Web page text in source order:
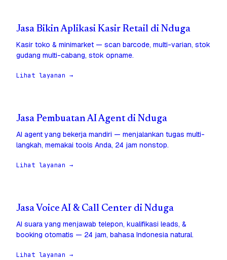
Jasa Bikin Aplikasi Kasir Retail di Nduga
Kasir toko & minimarket — scan barcode, multi-varian, stok
gudang multi-cabang, stok opname.
Lihat layanan →
Jasa Pembuatan AI Agent di Nduga
AI agent yang bekerja mandiri — menjalankan tugas multi-
langkah, memakai tools Anda, 24 jam nonstop.
Lihat layanan →
Jasa Voice AI & Call Center di Nduga
AI suara yang menjawab telepon, kualifikasi leads, &
booking otomatis — 24 jam, bahasa Indonesia natural.
Lihat layanan →